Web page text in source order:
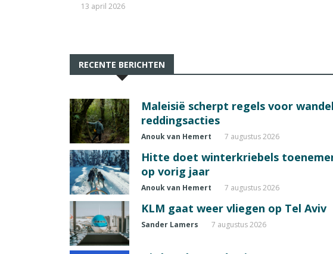
13 april 2026
RECENTE BERICHTEN
Maleisië scherpt regels voor
reddingsacties
Anouk van Hemert 7 augustus 2026
Hitte doet winterkriebels
op vorig jaar
Anouk van Hemert 7 augustus 2026
KLM gaat weer vliegen op Tel Aviv
Sander Lamers 7 augustus 2026